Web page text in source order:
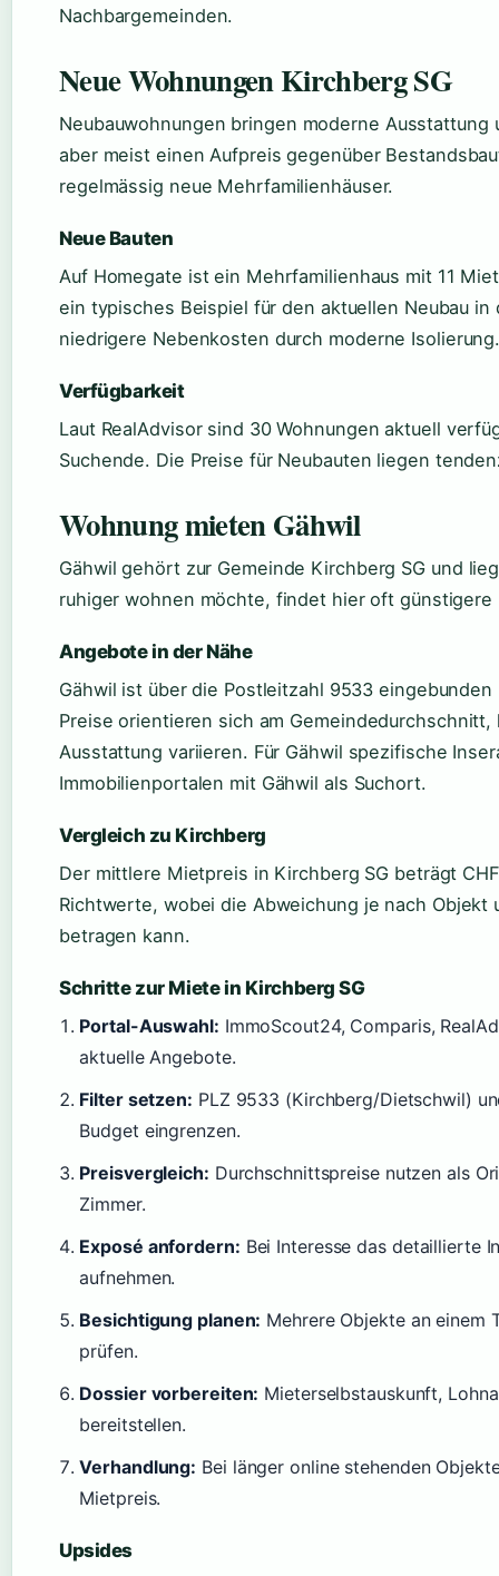
Nachbargemeinden.
Neue Wohnungen Kirchberg SG
Neubauwohnungen bringen moderne
aber meist einen Aufpreis gegenüber
regelmässig neue Mehrfamilienhäuser.
Neue Bauten
Auf Homegate ist ein Mehrfamilienhaus mit 11
ein typisches Beispiel für den aktuellen Neubau
niedrigere Nebenkosten durch moderne
Verfügbarkeit
Laut RealAdvisor sind 30 Wohnungen aktuell
Suchende. Die Preise für Neubauten liegen
Wohnung mieten Gähwil
Gähwil gehört zur Gemeinde Kirchberg SG und
ruhiger wohnen möchte, findet hier oft
Angebote in der Nähe
Gähwil ist über die Postleitzahl 9533
Preise orientieren sich am
Ausstattung variieren. Für Gähwil spezifische
Immobilienportalen mit Gähwil als Suchort.
Vergleich zu Kirchberg
Der mittlere Mietpreis in Kirchberg SG beträgt
Richtwerte, wobei die Abweichung je nach
betragen kann.
Schritte zur Miete in Kirchberg SG
Portal-Auswahl: ImmoScout24, Comparis,
aktuelle Angebote.
Filter setzen: PLZ 9533 (Kirchberg/Dietschwil)
Budget eingrenzen.
Preisvergleich: Durchschnittspreise nutzen als
Zimmer.
Exposé anfordern: Bei Interesse das detaillierte
aufnehmen.
Besichtigung planen: Mehrere Objekte an einem
prüfen.
Dossier vorbereiten: Mieterselbstauskunft,
bereitstellen.
Verhandlung: Bei länger online stehenden
Mietpreis.
Upsides